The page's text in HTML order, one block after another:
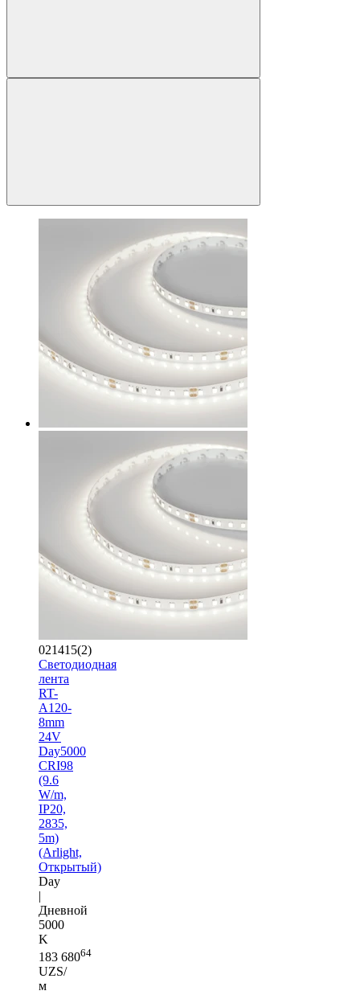
021415(2)
Светодиодная
лента
RT-
A120-
8mm
24V
Day5000
CRI98
(9.6
W/m,
IP20,
2835,
5m)
(Arlight,
Открытый)
Day
|
Дневной
5000
K
183 68064
UZS/
м